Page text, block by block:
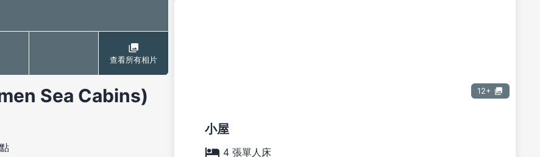
查看所有相片
Sea Cabins) 12+
小屋
4 張單人床